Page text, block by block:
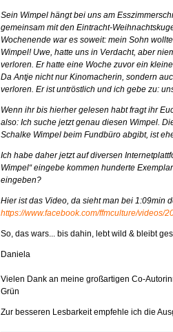
Sein Wimpel hängt bei uns am
gemeinsam mit den Eintracht-
Wochenende war es soweit: mein Sohn
Wimpel! Uwe, hatte uns in Verdacht, aber
verloren. Er hatte eine Woche zuvor ein
Da Antje nicht nur Kinomacherin, sondern
verloren. Er ist untröstlich und ich gebe zu:
Wenn ihr bis hierher gelesen habt fragt ihr
also: Ich suche jetzt genau diesen Wimpel.
Schalke Wimpel beim Fundbüro abgibt, ist
Ich habe daher jetzt auf diversen
Wimpel“ eingebe kommen hunderte
eingeben?
Hier ist das Video, da sieht man bei 1:09min
https://www.facebook.com/ffmculture/videos/
So, das wars... bis dahin, lebt wild & bleibt
Daniela
Vielen Dank an meine großartigen Co-
Grün
Zur besseren Lesbarkeit empfehle ich die